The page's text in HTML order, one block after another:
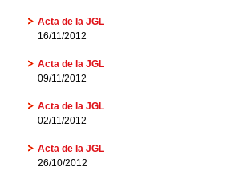
Acta de la JGL
16/11/2012
Acta de la JGL
09/11/2012
Acta de la JGL
02/11/2012
Acta de la JGL
26/10/2012